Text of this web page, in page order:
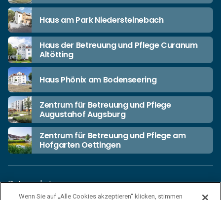
Haus am Park Niedersteinebach
Haus der Betreuung und Pflege Curanum
Altötting
Haus Phönix am Bodenseering
Zentrum für Betreuung und Pflege
Augustahof Augsburg
Zentrum für Betreuung und Pflege am
Hofgarten Oettingen
Datenschutz
Wenn Sie auf „Alle Cookies akzeptieren“ klicken, stimmen